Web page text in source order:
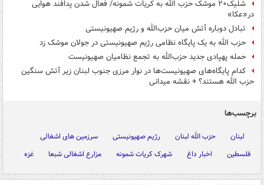
شلیک۲۰ موشک حزب الله به کریات شمونه/ فعال شدن پدافند هوایی
در«عکا»
تبادل دوباره آتش میان حزب‌الله و رژیم صهیونیستی
حزب الله به یک پایگاه نظامی رژیم صهیونیستی در جولان موشک زد
حمله پهپادی جدید حزب‌الله به تجمع نظامیان صهیونیست
کدام پایگاه‌های صهیونیست‌ها در نوار مرزی جنوب لبنان زیر آتش سنگین
حزب الله هستند؟ + نقشه میدانی
برچسب‌ها
لبنان حزب الله لبنان رژیم صهیونیستی
سرزمین های اشغالی
فلسطین
اخبار داغ شهرک کریات شمونه مزارع اشغالی شبعا غزه